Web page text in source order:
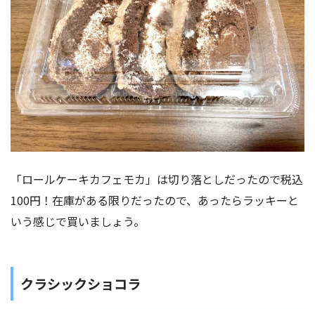
「ロールケーキカフェモカ」は切り落としだったので税込
100円！在庫がある限りだったので、あったらラッキーと
いう感じで買いましょう。
クラシックショコラ